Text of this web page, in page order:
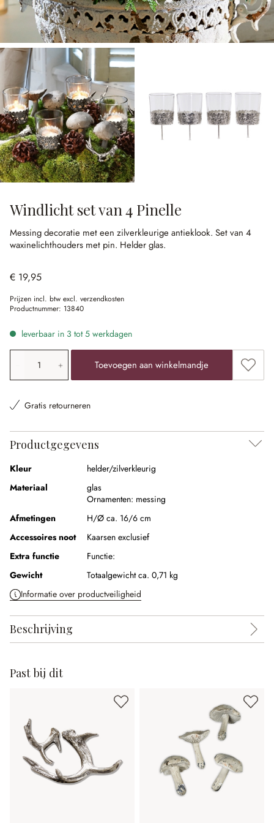
Windlicht set van 4 Pinelle
Messing decoratie met een zilverkleurige antieklook. Set van 4
waxinelichthouders met pin. Helder glas.
€ 19,95
Prijzen incl. btw excl. verzendkosten
Productnummer: 13840
leverbaar in 3 tot 5 werkdagen
Producthoeveelheid: voer de gewenste waarde in of
Toevoegen aan winkelmandje
Gratis retourneren
Productgegevens
Kleur
helder/zilverkleurig
Materiaal
glas
Ornamenten: messing
Afmetingen
H/Ø ca. 16/6 cm
Accessoires noot
Kaarsen exclusief
Extra functie
Functie:
Gewicht
Totaalgewicht ca. 0,71 kg
Informatie over productveiligheid
Beschrijving
Past bij dit